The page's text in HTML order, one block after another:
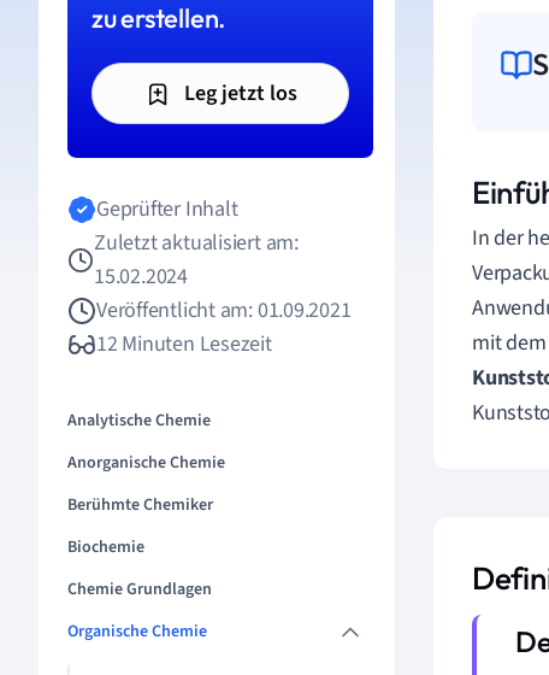
zu erstellen.
Leg jetzt los
Geprüfter Inhalt
Zuletzt aktualisiert am:
15.02.2024
Veröffentlicht am: 01.09.2021
12 Minuten Lesezeit
Analytische Chemie
Anorganische Chemie
Berühmte Chemiker
Biochemie
Chemie Grundlagen
Organische Chemie
In der
mit